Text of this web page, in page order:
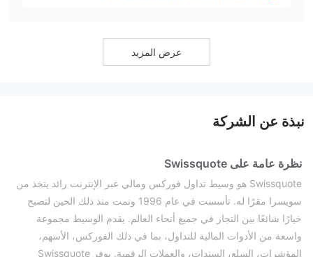
عرض المزيد
نبذة عن الشركة
نظرة عامة على Swissquote
Swissquote هو وسيط تداول فوركس ومالي عبر الإنترنت رائد يتخذ من
سويسرا مقرًا له. تأسست في عام 1996 ونمت منذ ذلك الحين لتصبح
خيارًا شائعًا بين التجار في جميع أنحاء العالم. يقدم الوسيط مجموعة
واسعة من الأدوات المالية للتداول، بما في ذلك الفوركس، الأسهم،
المؤشرات، السلع، السندات، والعملات الرقمية. يوفر Swissquote